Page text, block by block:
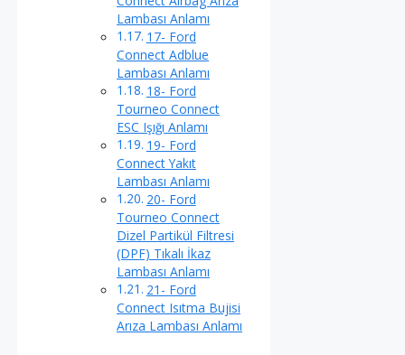
Lambası Anlamı
17- Ford
Connect Adblue
Lambası Anlamı
18- Ford
Tourneo Connect
ESC Işığı Anlamı
19- Ford
Connect Yakıt
Lambası Anlamı
20- Ford
Tourneo Connect
Dizel Partikül Filtresi
(DPF) Tıkalı İkaz
Lambası Anlamı
21- Ford
Connect Isıtma Bujisi
Arıza Lambası Anlamı